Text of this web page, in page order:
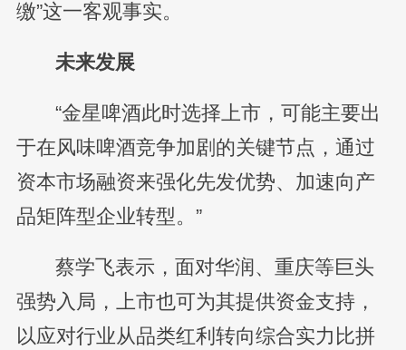
缴”这一客观事实。
未来发展
“金星啤酒此时选择上市，可能主要出
于在风味啤酒竞争加剧的关键节点，通过
资本市场融资来强化先发优势、加速向产
品矩阵型企业转型。”
蔡学飞表示，面对华润、重庆等巨头
强势入局，上市也可为其提供资金支持，
以应对行业从品类红利转向综合实力比拼